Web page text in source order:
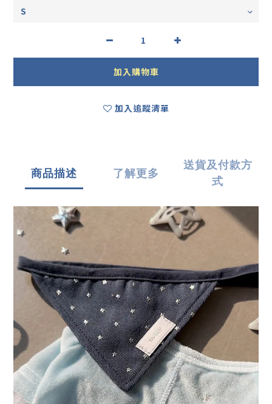
加入購物車
加入追蹤清單
商品描述 了解更多
送貨及付款方
式